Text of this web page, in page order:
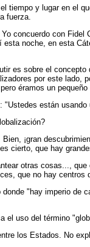
tiempo y lugar en el
fuerza.
concuerdo con
esta noche, en esta
es sobre el
por este lado,
éramos un
están
¡gran
cierto, que hay
otras cosas...,
que no hay
"hay imperio de
el uso del término
los Estados. No